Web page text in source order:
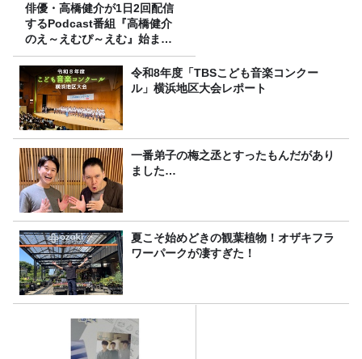
俳優・高橋健介が1日2回配信
するPodcast番組『高橋健介
のえ～えむぴ～えむ』始まり
ます
令和8年度「TBSこども音楽コンクー
ル」横浜地区大会レポート
一番弟子の梅之丞とすったもんだがあり
ました…
夏こそ始めどきの観葉植物！オザキフラ
ワーパークが凄すぎた！